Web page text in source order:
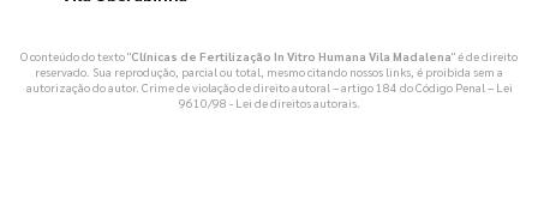
O conteúdo do texto "Clínicas de Fertilização In Vitro Humana Vila Madalena" é de direito
reservado. Sua reprodução, parcial ou total, mesmo citando nossos links, é proibida sem a
autorização do autor. Crime de violação de direito autoral – artigo 184 do Código Penal – Lei
9610/98 - Lei de direitos autorais.